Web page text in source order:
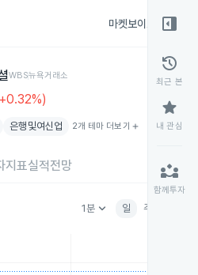
마켓보이스
WBS뉴욕거래소
은행및여신업 2개 테마 더보기 add
지표실적전망
1분keyboard_arrow_down 일 주
right_panel_open
history
최근 본
star
내 관심
partner_exchange
함께투자